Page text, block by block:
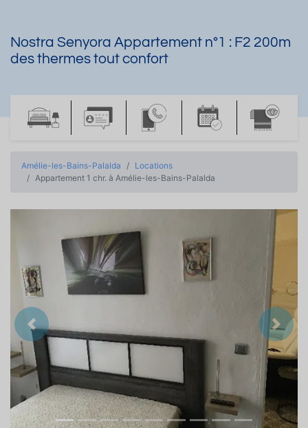
Nostra Senyora Appartement n°1 : F2 200m
des thermes tout confort
Amélie-les-Bains-Palalda
Locations
Appartement 1 chr. à Amélie-les-Bains-Palalda
Précedent